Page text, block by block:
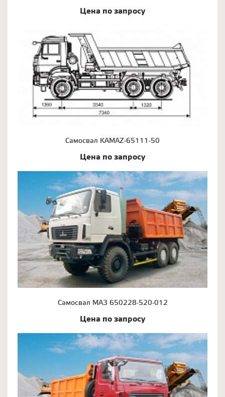
Цена по запросу
Самосвал KAMAZ-65111-50
Цена по запросу
Самосвал МАЗ 650228-520-012
Цена по запросу